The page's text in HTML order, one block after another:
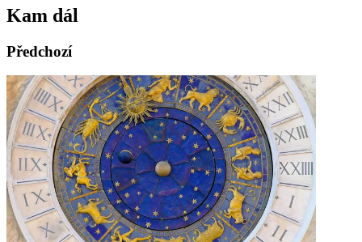
Kam dál
Předchozí